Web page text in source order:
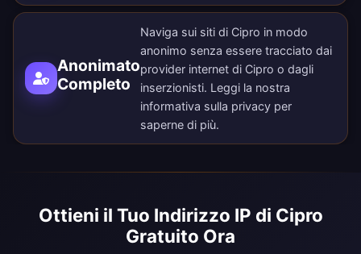
Anonimato
Completo
Naviga sui siti di Cipro in modo
anonimo senza essere tracciato dai
provider internet di Cipro o dagli
inserzionisti. Leggi la nostra
informativa sulla privacy per
saperne di più.
Ottieni il Tuo Indirizzo IP di Cipro
Gratuito Ora